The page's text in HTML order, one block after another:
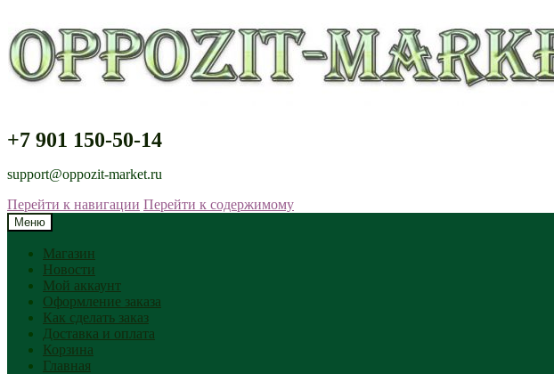
+7 901 150-50-14
support@oppozit-market.ru
Перейти к навигации Перейти к содержимому
Меню
Магазин
Новости
Мой аккаунт
Оформление заказа
Как сделать заказ
Доставка и оплата
Корзина
Главная